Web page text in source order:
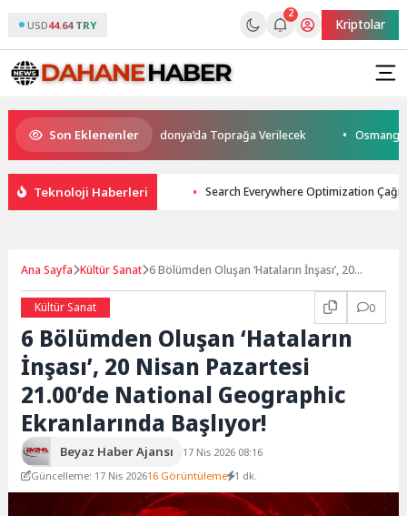
USD44.64 TRY
2
Kriptolar
Son Eklenenler
Kaybetti: Kuzey Makedonya’da Toprağa Verilecek
Teknoloji Haberleri Search Everywhere Optimization Çağı
Ana Sayfa Kültür Sanat 6 Bölümden Oluşan ‘Hataların İnşası’, 20
Kültür Sanat 0
6 Bölümden Oluşan ‘Hataların
İnşası’, 20 Nisan Pazartesi
21.00’de National Geographic
Ekranlarında Başlıyor!
Beyaz Haber Ajansı
17 Nis 2026 08:16
Güncelleme: 17 Nis 202616 Görüntüleme 1 dk.